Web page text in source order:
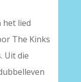
het lied
The Kinks
Uit die